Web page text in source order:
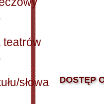
teatrów
słowa
DOSTĘP